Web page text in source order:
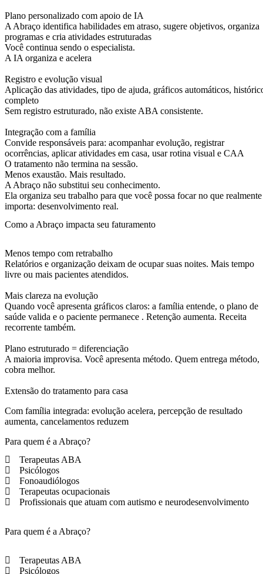
Plano personalizado com apoio de IA
A Abraço identifica habilidades em atraso, sugere objetivos, organiza
programas e cria atividades estruturadas
Você continua sendo o especialista.
A IA organiza e acelera
Registro e evolução visual
Aplicação das atividades, tipo de ajuda, gráficos automáticos,
completo
Sem registro estruturado, não existe ABA consistente.
Integração com a família
Convide responsáveis para: acompanhar evolução, registrar
ocorrências, aplicar atividades em casa, usar rotina visual e CAA
O tratamento não termina na sessão.
Menos exaustão. Mais resultado.
A Abraço não substitui seu conhecimento.
Ela organiza seu trabalho para que você possa focar no que realmente
importa: desenvolvimento real.
Como a Abraço impacta seu faturamento
Menos tempo com retrabalho
Relatórios e organização deixam de ocupar suas noites. Mais tempo
livre ou mais pacientes atendidos.
Mais clareza na evolução
Quando você apresenta gráficos claros: a família entende, o plano de
saúde valida e o paciente permanece . Retenção aumenta. Receita
recorrente também.
Plano estruturado = diferenciação
A maioria improvisa. Você apresenta método. Quem entrega método,
cobra melhor.
Extensão do tratamento para casa
Com família integrada: evolução acelera, percepção de resultado
aumenta, cancelamentos reduzem
Para quem é a Abraço?
Terapeutas ABA
Psicólogos
Fonoaudiólogos
Terapeutas ocupacionais
Profissionais que atuam com autismo e neurodesenvolvimento
Para quem é a Abraço?
Terapeutas ABA
Psicólogos